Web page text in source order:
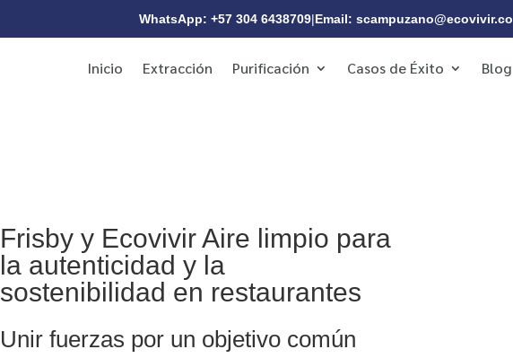
WhatsApp: +57 304 6438709|Email: scampuzano@ecovivir.co
Inicio Extracción Purificación Casos de Éxito Blog
Frisby y Ecovivir Aire limpio para
la autenticidad y la
sostenibilidad en restaurantes
Unir fuerzas por un objetivo común